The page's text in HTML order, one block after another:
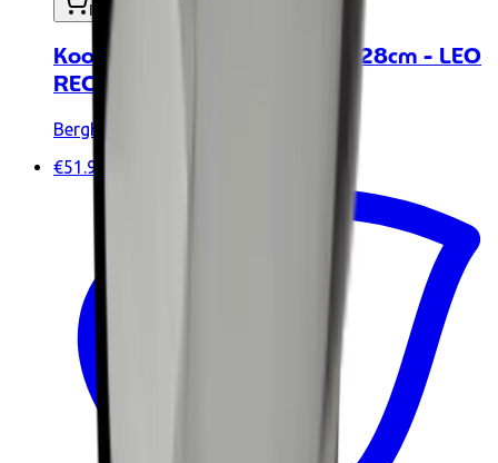
In mijn winkelwagen
Kookpot + antiaanbakdeksel 28cm - LEO
RECYCLED BH3950431
BergHoff
€51.90